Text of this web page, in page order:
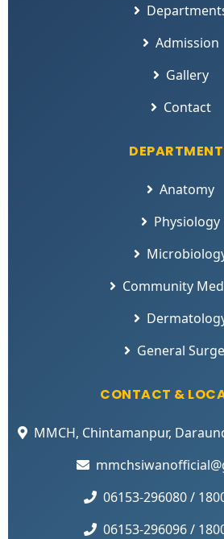
Admission
Gallery
Contact
Anatomy
Physiology
Community
General
CONTACT &
MMCH, Chintamanpur,
06153-296080 /
06153-296096 /